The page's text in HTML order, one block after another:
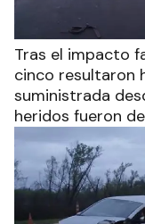
Tras el impacto
cinco resultaron
suministrada
heridos fueron